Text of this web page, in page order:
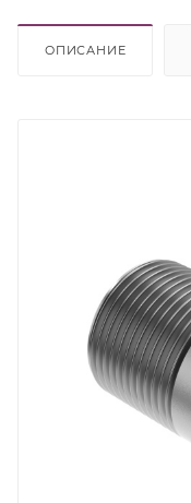
ОПИСАНИЕ